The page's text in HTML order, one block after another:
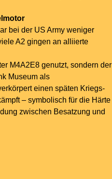
bei der US Army weniger
A2 gingen an alliierte
M4A2E8 genutzt, sondern der
Museum als
einen späten Kriegs-
– symbolisch für die Härte
zwischen Besatzung und